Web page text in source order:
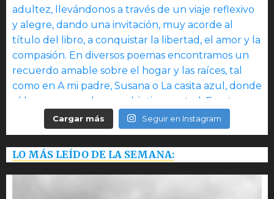
Cargar más Seguir en Instagram
LO MÁS LEÍDO DE LA SEMANA: